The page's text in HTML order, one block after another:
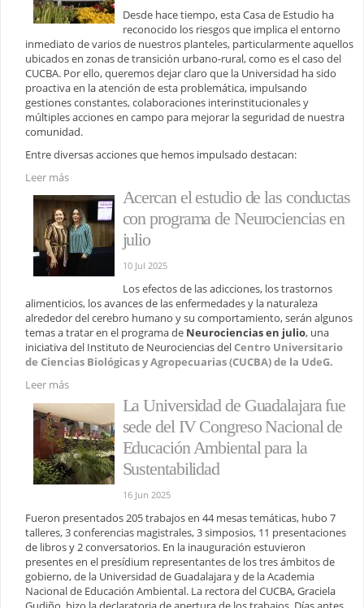
Desde hace tiempo, esta Casa de Estudio ha
reconocido los riesgos que implica el entorno
inmediato de varios de nuestros planteles, particularmente aquellos
ubicados en zonas de transición urbano-rural, como es el caso del
CUCBA. Por ello, queremos dejar claro que la Universidad ha sido
proactiva en la atención de esta problemática, impulsando
gestiones constantes, colaboraciones interinstitucionales y
múltiples acciones en campo para mejorar la seguridad de nuestra
comunidad.
Entre diversas acciones que hemos impulsado destacan:
Leer más
Acercan el estudio de las conductas
con programa de Neurociencias en
julio
10 Jul 2025
Los efectos de las adicciones, los trastornos
alimenticios, los avances de las enfermedades y la naturaleza
alrededor del cerebro humano y su comportamiento, serán algunos
temas a tratar en el programa de Neurociencias en julio, una
iniciativa del Instituto de Neurociencias delCentro Universitario
de Ciencias Biológicas y Agropecuarias (CUCBA) de la UdeG.
Leer más
La Universidad de Guadalajara fue
sede del IV Congreso Nacional de
Educación Ambiental para la
Sustentabilidad
16 Jun 2025
Fueron presentados 205 trabajos en 44 mesas temáticas, hubo 7
talleres, 3 conferencias magistrales, 3 simposios, 11 presentaciones
de libros y 2 conversatorios. En la inauguración estuvieron
presentes en el presídium representantes de los tres ámbitos de
gobierno, de la Universidad de Guadalajara y de la Academia
Nacional de Educación Ambiental. La rectora del CUCBA, Graciela